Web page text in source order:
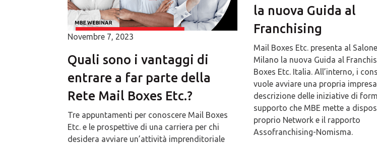
Novembre 7, 2023
Quali sono i vantaggi di
entrare a far parte della
Rete Mail Boxes Etc.?
Tre appuntamenti per conoscere Mail Boxes
Etc. e le prospettive di una carriera per chi
desidera avviare un’attività imprenditoriale
la nuova Guida al
Franchising
Mail Boxes Etc. presenta al
Milano la nuova Guida al
Boxes Etc. Italia. All’interno, i
vuole avviare una propria
descrizione delle iniziative di
supporto che MBE mette a
proprio Network e il rapporto
Assofranchising-Nomisma.